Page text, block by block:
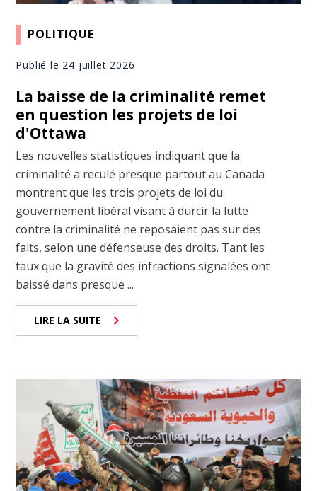
POLITIQUE
Publié le 24 juillet 2026
La baisse de la criminalité remet
en question les projets de loi
d'Ottawa
Les nouvelles statistiques indiquant que la
criminalité a reculé presque partout au Canada
montrent que les trois projets de loi du
gouvernement libéral visant à durcir la lutte
contre la criminalité ne reposaient pas sur des
faits, selon une défenseuse des droits. Tant les
taux que la gravité des infractions signalées ont
baissé dans presque ...
LIRE LA SUITE